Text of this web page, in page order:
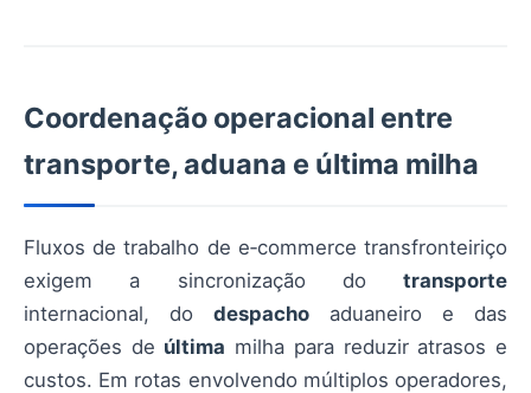
Coordenação operacional entre
transporte, aduana e última milha
Fluxos de trabalho de e‑commerce transfronteiriço
exigem a sincronização do transporte
internacional, do despacho aduaneiro e das
operações de última milha para reduzir atrasos e
custos. Em rotas envolvendo múltiplos operadores,